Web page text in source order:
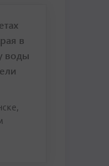
в
воды